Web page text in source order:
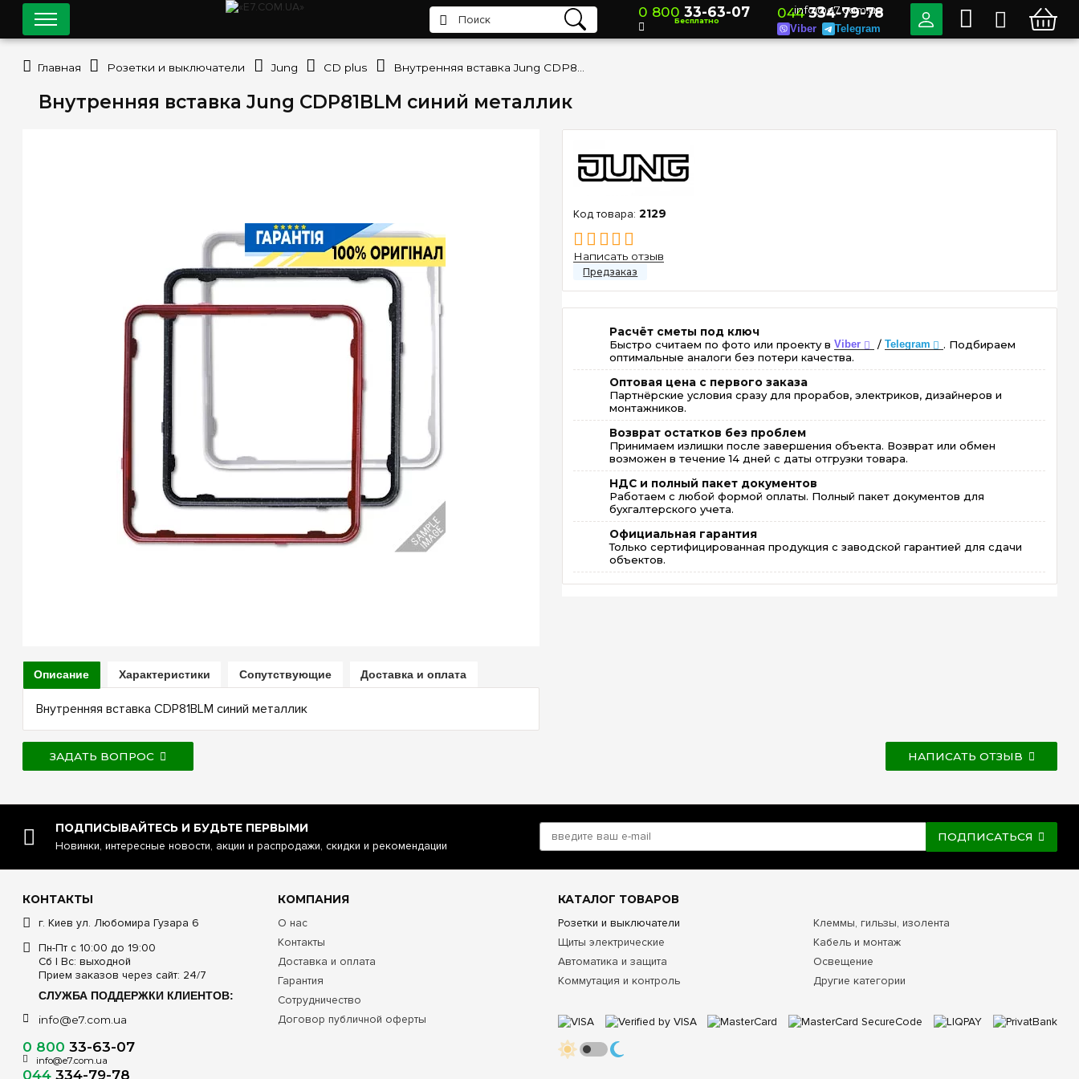
Внутренняя вставка Jung CDP81BLM синий металлик
2129
Написать отзыв
Расчёт сметы под ключ
Быстро считаем по фото или проекту вViber / Telegram
. Подбираем
оптимальные аналоги без потери качества.
Оптовая цена с первого заказа
Партнёрские условия сразу для прорабов, электриков, дизайнеров и
монтажников.
Возврат остатков без проблем
Принимаем излишки после завершения объекта. Возврат или обмен
возможен в течение 14 дней с даты отгрузки товара.
НДС и полный пакет документов
Работаем с любой формой оплаты. Полный пакет документов для
бухгалтерского учета.
Официальная гарантия
Только сертифицированная продукция с заводской гарантией для сдачи
объектов.
Описание Характеристики Сопутствующие Доставка и оплата
Внутренняя вставка CDP81BLM синий металлик
ЗАДАТЬ ВОПРОС НАПИСАТЬ ОТЗЫВ
0 800 33-63-07
Бесплатно
info@e7.com.ua
044334-79-78
Viber Telegram
Главная Розетки и выключатели Jung CD plus
ПОДПИСЫВАЙТЕСЬ И БУДЬТЕ ПЕРВЫМИ
Новинки, интересные новости, акции и распродажи, скидки и рекомендации
ПОДПИСАТЬСЯ
КОНТАКТЫ
г. Киев ул. Любомира Гузара 6
Пн-Пт с 10:00 до 19:00
Сб | Вс: выходной
Прием заказов через сайт: 24/7
СЛУЖБА ПОДДЕРЖКИ КЛИЕНТОВ:
info@e7.com.ua
0 800 33-63-07
info@e7.com.ua
044334-79-78
КОМПАНИЯ
О нас
Контакты
Доставка и оплата
Гарантия
Сотрудничество
Договор публичной оферты
КАТАЛОГ ТОВАРОВ
Розетки и выключатели
Щиты электрические
Автоматика и защита
Коммутация и контроль
Клеммы, гильзы, изолента
Кабель и монтаж
Освещение
Другие категории